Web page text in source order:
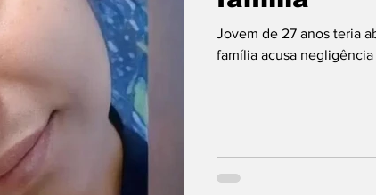
Jovem de 27 anos teria
família acusa